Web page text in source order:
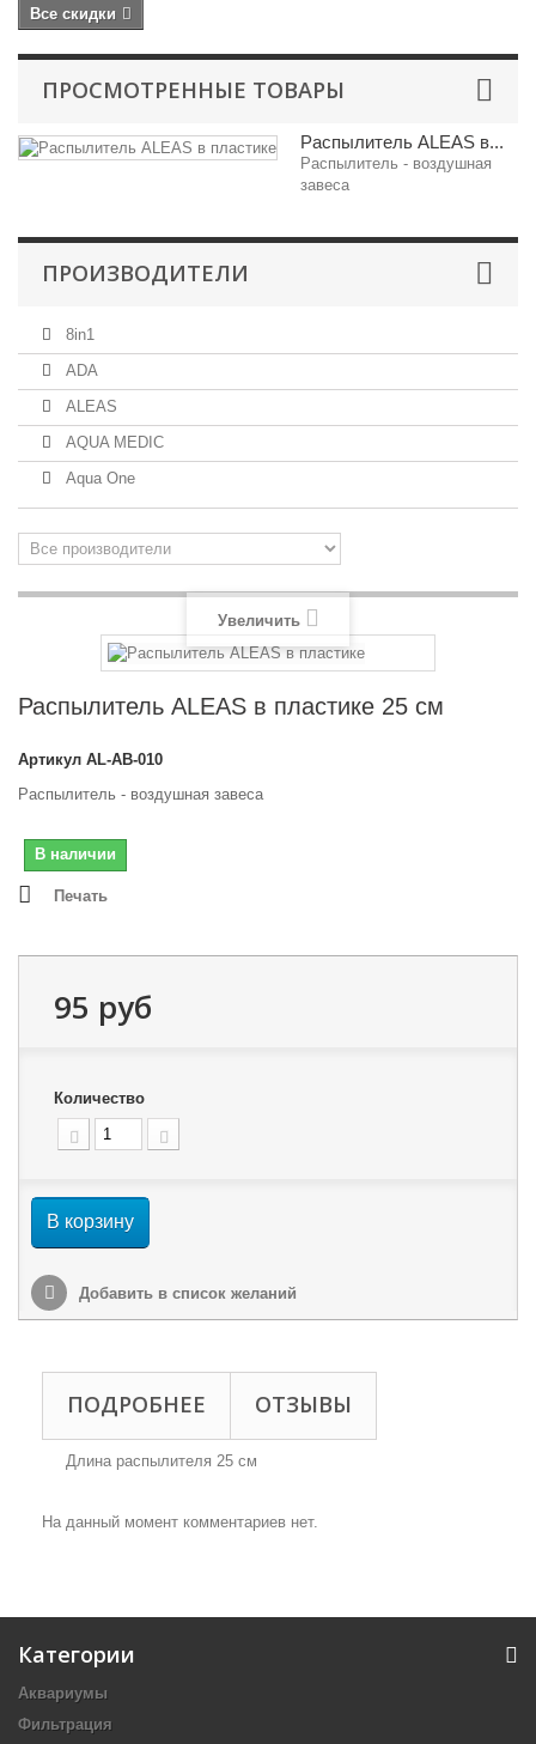
Все скидки
ПРОСМОТРЕННЫЕ ТОВАРЫ
Распылитель ALEAS в...
Распылитель - воздушная
завеса
ПРОИЗВОДИТЕЛИ
8in1
ADA
ALEAS
AQUA MEDIC
Aqua One
Увеличить
Распылитель ALEAS в пластике 25 см
Артикул AL-AB-010
Распылитель - воздушная завеса
В наличии
Печать
95 руб
Количество
В корзину
Добавить в список желаний
ПОДРОБНЕЕ ОТЗЫВЫ
Длина распылителя 25 см
На данный момент комментариев нет.
Категории
Аквариумы
Фильтрация